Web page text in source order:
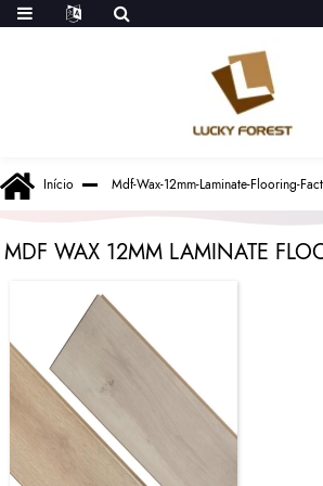
Início Mdf-Wax-12mm-Laminate-Flooring-
MDF WAX 12MM LAMINATE